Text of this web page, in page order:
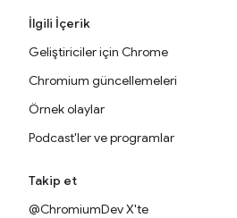
İlgili İçerik
Geliştiriciler için Chrome
Chromium güncellemeleri
Örnek olaylar
Podcast'ler ve programlar
Takip et
@ChromiumDev X'te